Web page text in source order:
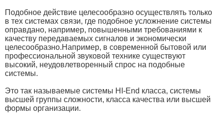
Подобное действие целесообразно осуществлять только
в тех системах связи, где подобное усложнение системы
оправдано, например, повышенными требованиями к
качеству передаваемых сигналов и экономически
целесообразно.Например, в современной бытовой или
профессиональной звуковой технике существуют
высокий, неудовлетворенный спрос на подобные
системы.
Это так называемые системы HI-End класса, системы
высшей группы сложности, класса качества или высшей
формы организации.